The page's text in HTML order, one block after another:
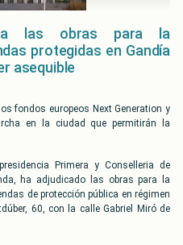
las obras para la
protegidas en Gandía
asequible
fondos europeos Next Generation y
en la ciudad que permitirán la
Primera y Conselleria de
ha adjudicado las obras para la
de protección pública en régimen
60, con la calle Gabriel Miró de